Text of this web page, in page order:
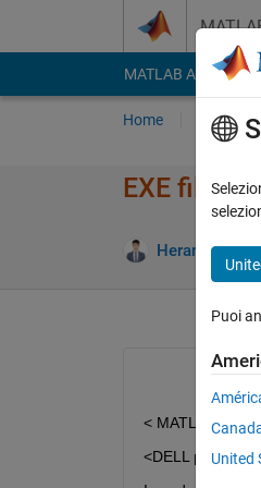
MATLAB Answers
Home Poni
EXE file
Heran Wang
< MATLAB
<DELL precision
Puoi
United